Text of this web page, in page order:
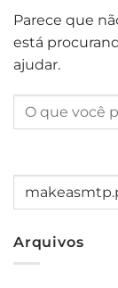
Parece que
está
ajudar.
Arquivos